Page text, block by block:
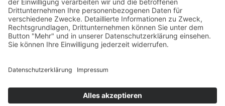
© 2025 bsi schwarzenbek |T +49 4151 7017
| Kontakt| Impressum|Datenschutzerklärung